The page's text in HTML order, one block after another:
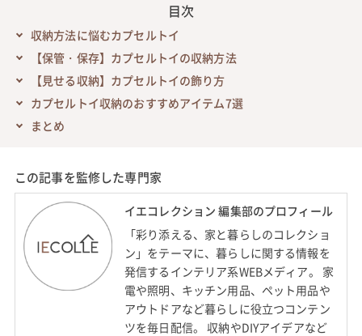
目次
収納方法に悩むカプセルトイ
【保管・保存】カプセルトイの収納方法
【見せる収納】カプセルトイの飾り方
カプセルトイ収納のおすすめアイテム7選
まとめ
この記事を監修した専門家
イエコレクション 編集部のプロフィール
「彩り添える、家と暮らしのコレクショ
ン」をテーマに、暮らしに関する情報を
発信するインテリア系WEBメディア。 家
電や照明、キッチン用品、ペット用品や
アウトドアなど暮らしに役立つコンテン
ツを毎日配信。 収納やDIYアイデアなど